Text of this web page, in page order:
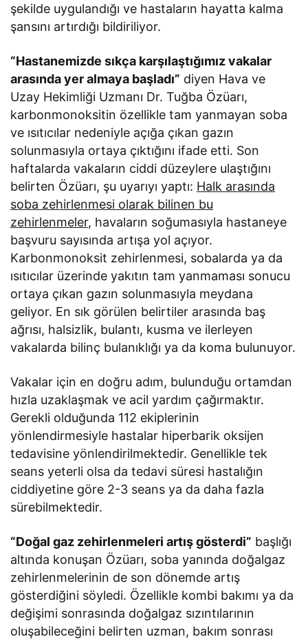
şekilde uygulandığı ve hastaların hayatta kalma
şansını artırdığı bildiriliyor.
“Hastanemizde sıkça karşılaştığımız vakalar
arasında yer almaya başladı” diyen Hava ve
Uzay Hekimliği Uzmanı Dr. Tuğba Özüarı,
karbonmonoksitin özellikle tam yanmayan soba
ve ısıtıcılar nedeniyle açığa çıkan gazın
solunmasıyla ortaya çıktığını ifade etti. Son
haftalarda vakaların ciddi düzeylere ulaştığını
belirten Özüarı, şu uyarıyı yaptı: Halk arasında
soba zehirlenmesi olarak bilinen bu
zehirlenmeler, havaların soğumasıyla hastaneye
başvuru sayısında artışa yol açıyor.
Karbonmonoksit zehirlenmesi, sobalarda ya da
ısıtıcılar üzerinde yakıtın tam yanmaması sonucu
ortaya çıkan gazın solunmasıyla meydana
geliyor. En sık görülen belirtiler arasında baş
ağrısı, halsizlik, bulantı, kusma ve ilerleyen
vakalarda bilinç bulanıklığı ya da koma bulunuyor.
Vakalar için en doğru adım, bulunduğu ortamdan
hızla uzaklaşmak ve acil yardım çağırmaktır.
Gerekli olduğunda 112 ekiplerinin
yönlendirmesiyle hastalar hiperbarik oksijen
tedavisine yönlendirilmektedir. Genellikle tek
seans yeterli olsa da tedavi süresi hastalığın
ciddiyetine göre 2-3 seans ya da daha fazla
sürebilmektedir.
“Doğal gaz zehirlenmeleri artış gösterdi” başlığı
altında konuşan Özüarı, soba yanında doğalgaz
zehirlenmelerinin de son dönemde artış
gösterdiğini söyledi. Özellikle kombi bakımı ya da
değişimi sonrasında doğalgaz sızıntılarının
oluşabileceğini belirten uzman, bakım sonrası